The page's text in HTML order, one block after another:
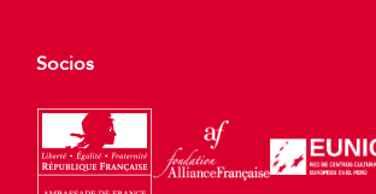
Socios